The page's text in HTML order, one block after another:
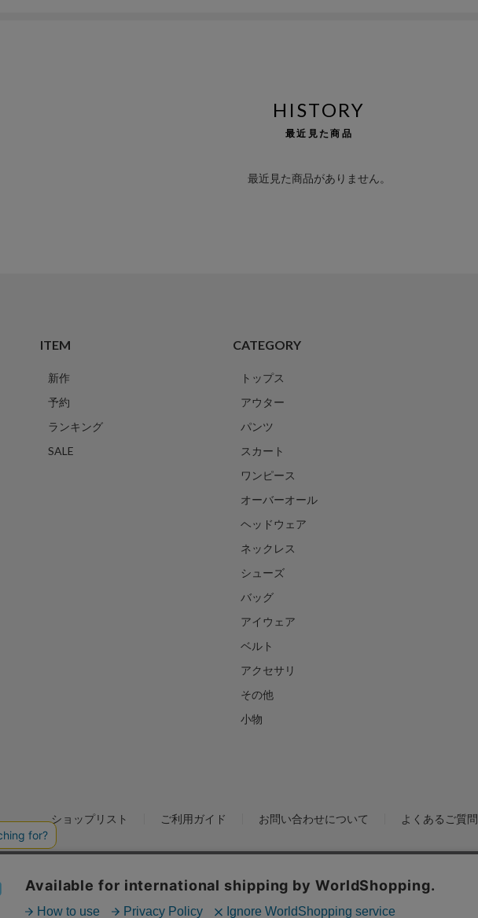
HISTORY
最近見た商品
最近見た商品がありません。
ITEM
新作
予約
ランキング
SALE
CATEGORY
トップス
アウター
パンツ
スカート
ワンピース
オーバーオール
ヘッドウェア
ネックレス
シューズ
バッグ
アイウェア
ベルト
アクセサリ
その他
小物
ショップリスト ご利用ガイド お問い合わせについて よくあるご質問
ンツの最適な提供、トラフィックの分析を目的としてCookieを使用しています。